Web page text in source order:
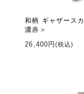
和柄 ギャザース
濃赤＞
26,400円(税込)